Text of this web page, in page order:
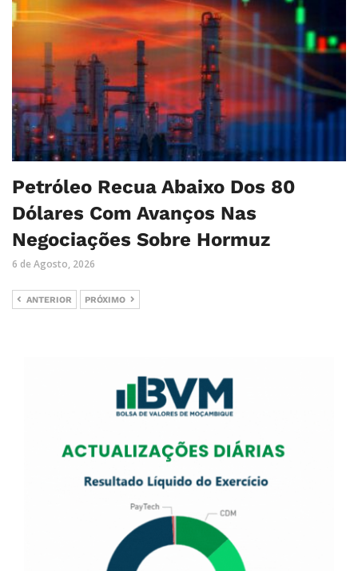
Petróleo Recua Abaixo Dos 80
Dólares Com Avanços Nas
Negociações Sobre Hormuz
6 de Agosto, 2026
ANTERIOR PRÓXIMO